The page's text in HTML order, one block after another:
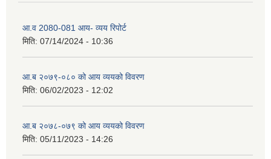
आ.व 2080-081 आय- व्यय रिपोर्ट
मिति: 07/14/2024 - 10:36
आ.ब २०७९-०८० को आय व्ययको विवरण
मिति: 06/02/2023 - 12:02
आ.ब २०७८-०७९ को आय व्ययको विवरण
मिति: 05/11/2023 - 14:26